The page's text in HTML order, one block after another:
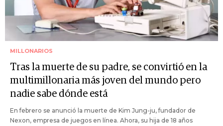
MILLONARIOS
Tras la muerte de su padre, se convirtió en la
multimillonaria más joven del mundo pero
nadie sabe dónde está
En febrero se anunció la muerte de Kim Jung-ju, fundador de
Nexon, empresa de juegos en línea. Ahora, su hija de 18 años